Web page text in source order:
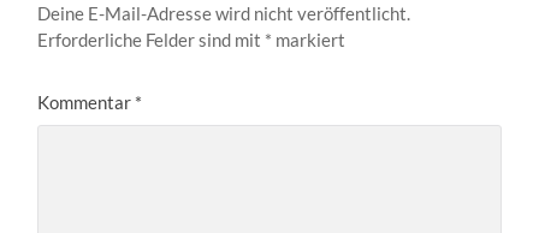
Deine E-Mail-Adresse wird nicht veröffentlicht.
Erforderliche Felder sind mit * markiert
Kommentar *